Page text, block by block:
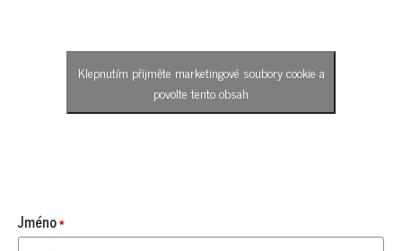
Klepnutím přijměte marketingové soubory cookie a
povolte tento obsah
Jméno